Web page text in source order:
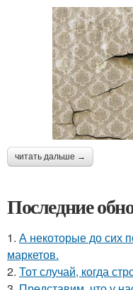
читать дальше →
Последние
1. А некоторые до сих
маркетов.
2. Тот случай, когда